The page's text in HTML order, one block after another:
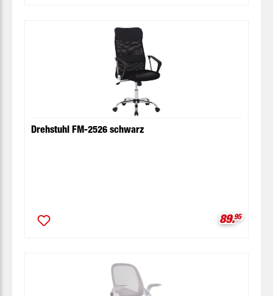
Drehstuhl FM-2526 schwarz
89.95